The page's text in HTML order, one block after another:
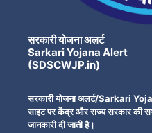
सरकारी योजना अलर्ट
Sarkari Yojana Alert
(SDSCWJP.in)
सरकारी योजना अलर्ट/Sarkari
साइट पर केंद्र और राज्य सरकार की
जानकारी दी जाती है।